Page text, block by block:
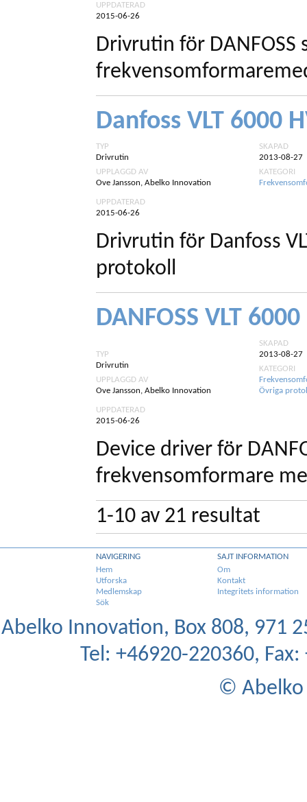
UPPDATERAD
2015-06-26
Drivrutin för DANFOSS
Danfoss VLT 6000
TYP
Drivrutin
UPPLAGGD AV
Ove Jansson, Abelko Innovation
SKAPAD
2013-08-27
KATEGORI
UPPDATERAD
2015-06-26
Drivrutin för Danfoss
protokoll
DANFOSS VLT 6000
TYP
Drivrutin
UPPLAGGD AV
Ove Jansson, Abelko Innovation
SKAPAD
2013-08-27
KATEGORI
Övriga
UPPDATERAD
2015-06-26
Device driver för
frekvensomformare
1-10 av 21 resultat
NAVIGERING
Hem
Utforska
Medlemskap
Sök
SAJT INFORMATION
Om
Kontakt
Integritets information
Abelko Innovation, Box 808, 971
Tel: +46920-220360,
© Abelko